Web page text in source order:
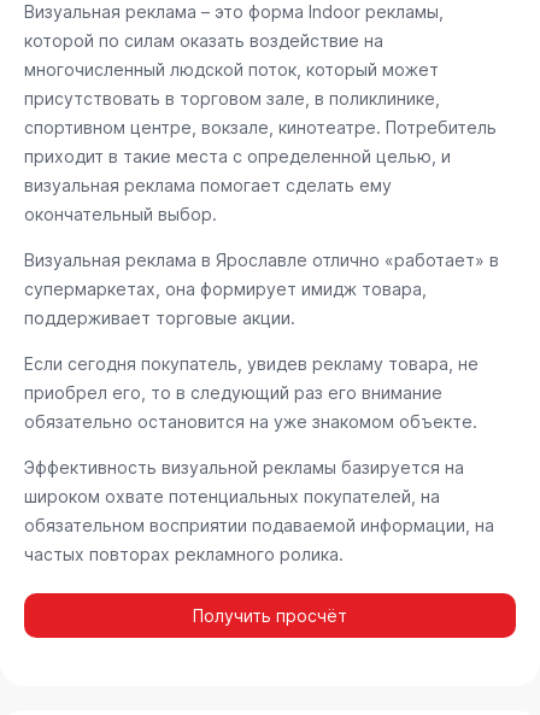
Визуальная реклама – это форма Indoor рекламы,
которой по силам оказать воздействие на
многочисленный людской поток, который может
присутствовать в торговом зале, в поликлинике,
спортивном центре, вокзале, кинотеатре. Потребитель
приходит в такие места с определенной целью, и
визуальная реклама помогает сделать ему
окончательный выбор.
Визуальная реклама в Ярославле отлично «работает» в
супермаркетах, она формирует имидж товара,
поддерживает торговые акции.
Если сегодня покупатель, увидев рекламу товара, не
приобрел его, то в следующий раз его внимание
обязательно остановится на уже знакомом объекте.
Эффективность визуальной рекламы базируется на
широком охвате потенциальных покупателей, на
обязательном восприятии подаваемой информации, на
частых повторах рекламного ролика.
Получить просчёт